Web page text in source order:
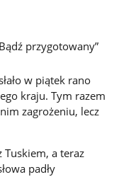
przygotowany”
w piątek rano
kraju. Tym razem
zagrożeniu, lecz
Tuskiem, a teraz
padły